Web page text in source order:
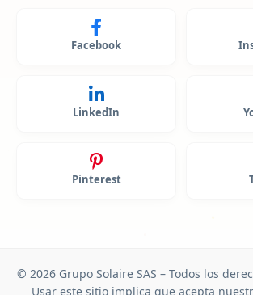
Facebook
LinkedIn
Pinterest
© 2026 Grupo Solaire SAS – Todos los
Usar este sitio implica que acepta